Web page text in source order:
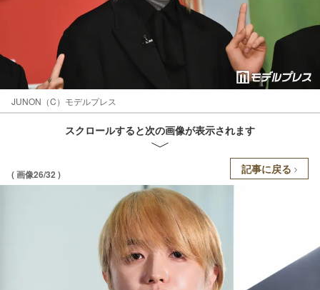
JUNON（C）モデルプレス
スクロールすると次の画像が表示されます
( 画像26/32 ) 記事に戻る